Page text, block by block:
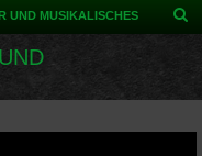
UND MUSIKALISCHES